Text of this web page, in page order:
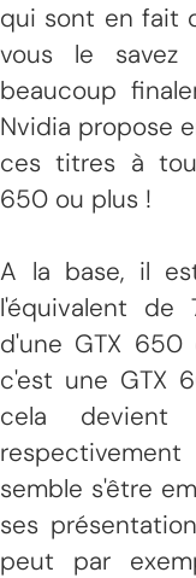
qui sont en fait
vous le
beaucoup
Nvidia propose
ces titres à
650 ou plus !
A la base, il
l'équivalent
d'une GTX
c'est une GTX
cela devient
semble s'être
ses
peut par